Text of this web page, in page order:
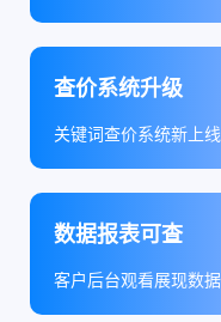
查价系统升级
关键词查价系统新上线
数据报表可查
客户后台观看展现数据